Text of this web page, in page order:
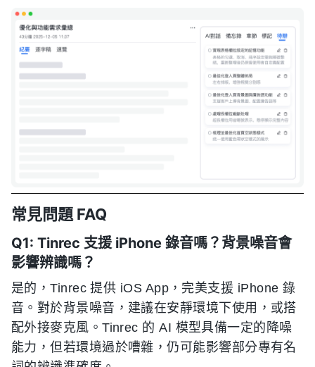
常見問題 FAQ
Q1: Tinrec 支援 iPhone 錄音嗎？背景噪音會
影響辨識嗎？
是的，Tinrec 提供 iOS App，完美支援 iPhone 錄
音。對於背景噪音，建議在安靜環境下使用，或搭
配外接麥克風。Tinrec 的 AI 模型具備一定的降噪
能力，但若環境過於嘈雜，仍可能影響部分專有名